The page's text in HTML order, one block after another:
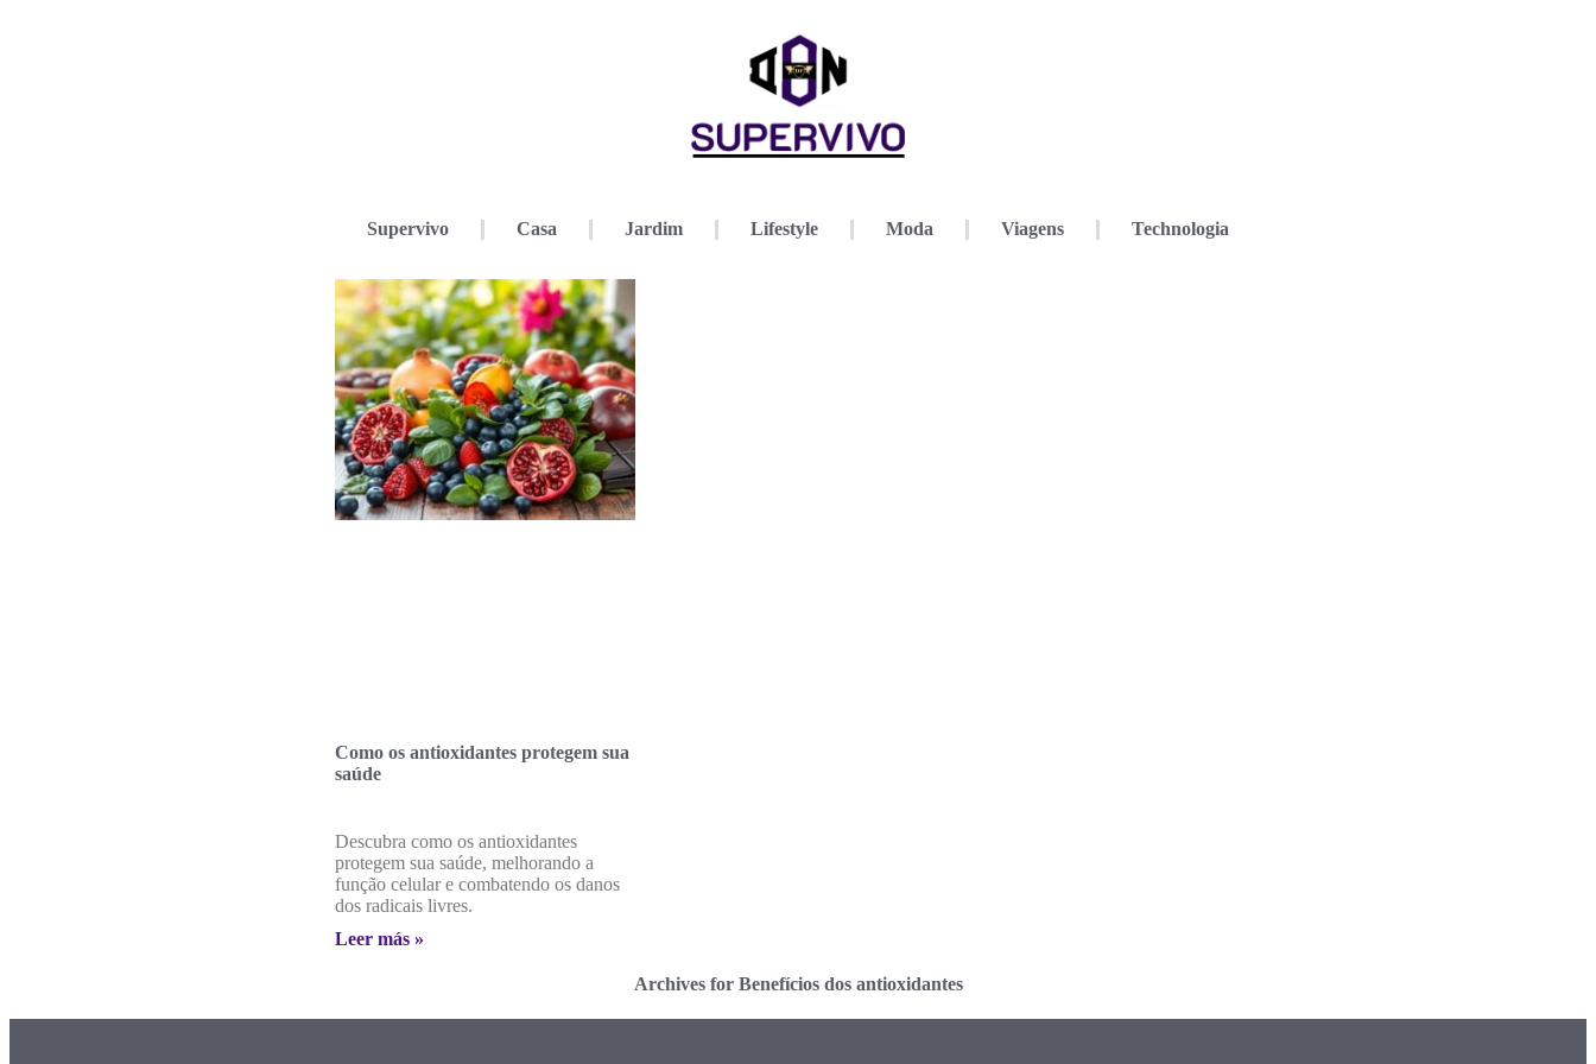
Supervivo Casa Jardim Lifestyle Moda Viagens Technologia
Como os antioxidantes protegem sua
saúde
Descubra como os antioxidantes
protegem sua saúde, melhorando a
função celular e combatendo os danos
dos radicais livres.
Leer más »
Archives for Benefícios dos antioxidantes